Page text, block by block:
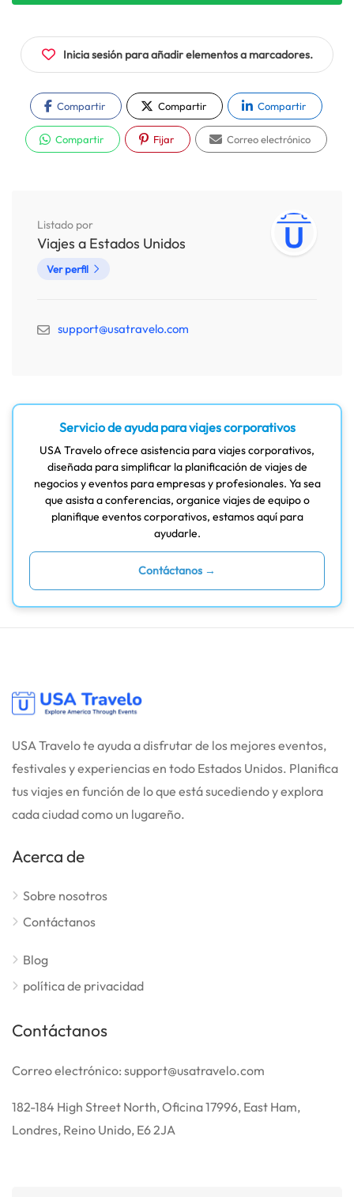
Inicia sesión para añadir elementos a marcadores.
Compartir Compartir Compartir
Compartir Fijar Correo electrónico
Listado por
Viajes a Estados Unidos
Ver perfil
support@usatravelo.com
Servicio de ayuda para viajes corporativos
USA Travelo ofrece asistencia para viajes corporativos,
diseñada para simplificar la planificación de viajes de
negocios y eventos para empresas y profesionales. Ya sea
que asista a conferencias, organice viajes de equipo o
planifique eventos corporativos, estamos aquí para
ayudarle.
Contáctanos →
USA Travelo te ayuda a disfrutar de los mejores eventos,
festivales y experiencias en todo Estados Unidos. Planifica
tus viajes en función de lo que está sucediendo y explora
cada ciudad como un lugareño.
Acerca de
Sobre nosotros
Contáctanos
Blog
política de privacidad
Contáctanos
Correo electrónico: support@usatravelo.com
182-184 High Street North, Oficina 17996, East Ham,
Londres, Reino Unido, E6 2JA